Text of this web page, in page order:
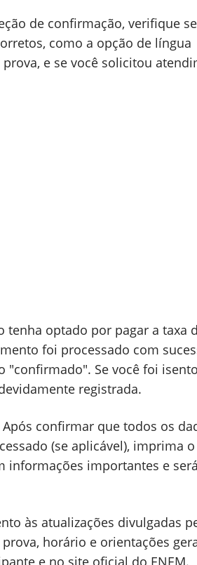
golpes em sites falsos
sua Inscrição
e se você solicitou